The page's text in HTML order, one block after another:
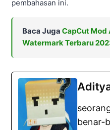
pembahasan ini.
Baca Juga CapCut Mod
Watermark Terbaru
benar-